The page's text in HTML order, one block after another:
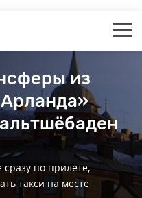
из
по прилете,
такси на месте